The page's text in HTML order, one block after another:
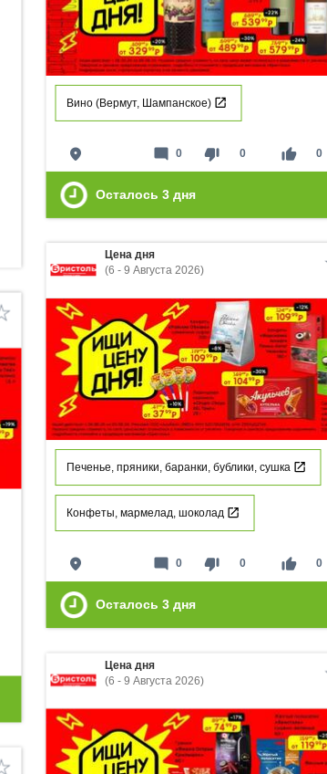
Вино (Вермут, Шампанское)
place thumb_down 0 thumb_up 0
mode_comment 0
Осталось 3 дня
Цена дня
(6 - 9 Августа 2026)
Печенье, пряники, баранки, бублики, сушка
Конфеты, мармелад, шоколад
place thumb_down 0 thumb_up 0
mode_comment 0
Осталось 3 дня
Цена дня
(6 - 9 Августа 2026)